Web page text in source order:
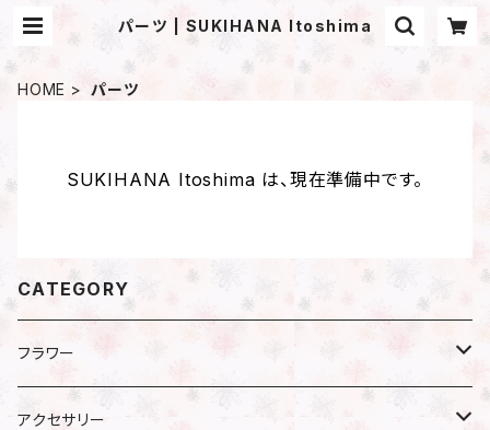
パーツ | SUKIHANA Itoshima
HOME パーツ
SUKIHANA Itoshima は、現在準備中です。
CATEGORY
フラワー
プリザーブドフラワー
アクセサリー